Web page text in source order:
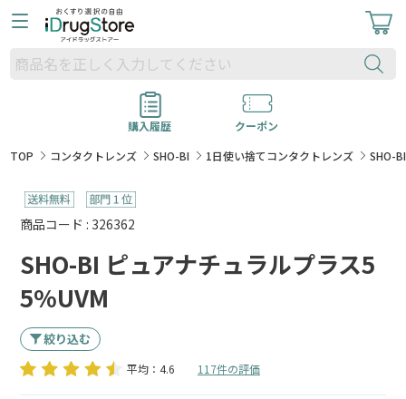
購入履歴
クーポン
TOP
コンタクトレンズ SHO-BI 1日使い捨てコンタクトレンズ SHO-
商品コード : 326362
SHO-BI ピュアナチュラルプラス5
5%UVM
絞り込む
平均：4.6 117件の評価